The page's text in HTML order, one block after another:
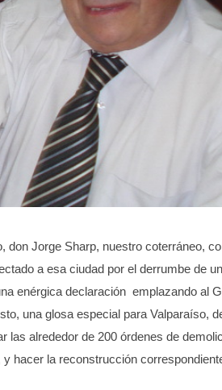
don Jorge Sharp, nuestro coterráneo,
a esa ciudad por el derrumbe de
enérgica declaración emplazando al
una glosa especial para Valparaíso,
las alrededor de 200 órdenes de
y hacer la reconstrucción